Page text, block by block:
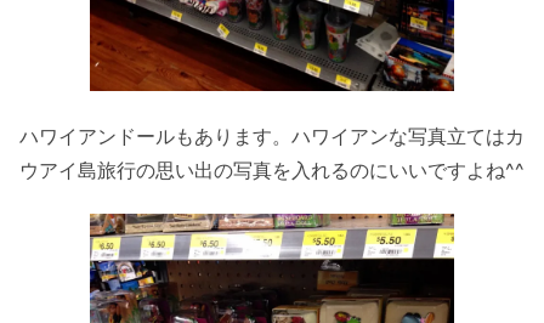
ハワイアンドールもあります。ハワイアンな写真立てはカ
ウアイ島旅行の思い出の写真を入れるのにいいですよね^^